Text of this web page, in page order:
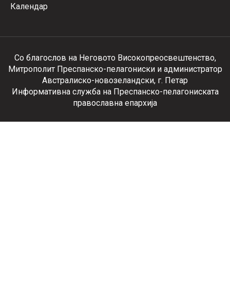
Календар
Со благослов на Неговото Високопреосвештенство,
Митрополит Преспанско-пелагониски и администратор
Австралиско-новозеландски, г. Петар
Информативна служба на Преспанско-пелагониската
православна епархија